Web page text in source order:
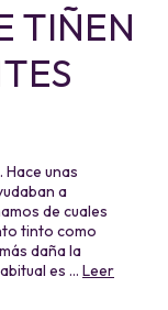
TIÑEN
unas
a
de cuales
tinto como
daña la
es … Leer